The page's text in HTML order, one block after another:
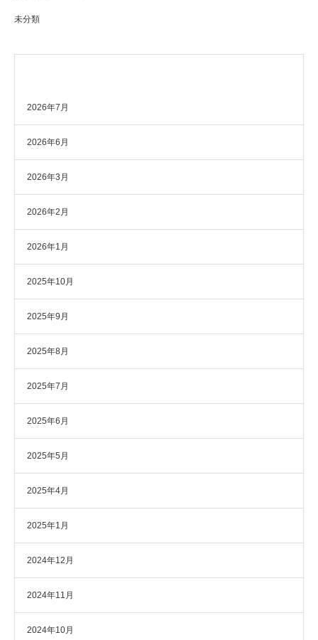
未分類
2026年7月
2026年6月
2026年3月
2026年2月
2026年1月
2025年10月
2025年9月
2025年8月
2025年7月
2025年6月
2025年5月
2025年4月
2025年1月
2024年12月
2024年11月
2024年10月